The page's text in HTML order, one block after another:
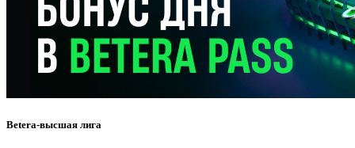
Betera-высшая лига